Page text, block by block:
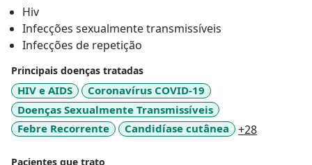
Hiv
Infecções sexualmente transmissíveis
Infecções de repetição
Principais doenças tratadas
HIV e AIDS
Coronavírus COVID-19
Doenças Sexualmente Transmissíveis
Febre Recorrente
Candidíase cutânea +28
Pacientes que trato